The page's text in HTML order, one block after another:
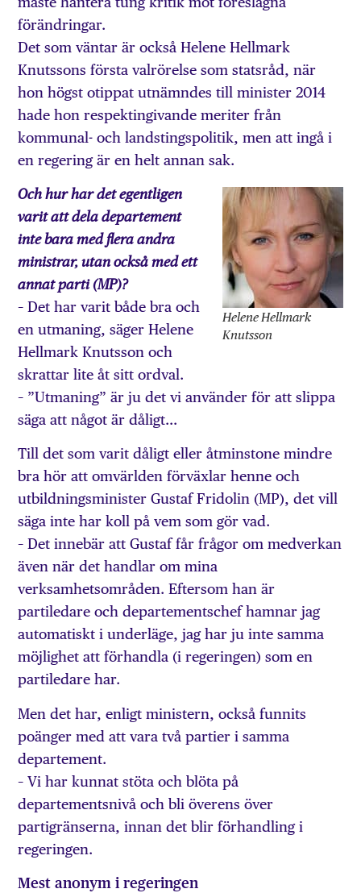
förändringar.
Det som väntar är också Helene Hellmark
Knutssons första valrörelse som statsråd, när
hon högst otippat utnämndes till minister 2014
hade hon respektingivande meriter från
kommunal- och landstingspolitik, men att ingå i
en regering är en helt annan sak.
Helene Hellmark
Knutsson
Och hur har det egentligen
varit att dela departement
inte bara med flera andra
ministrar, utan också med ett
annat parti (MP)?
– Det har varit både bra och
en utmaning, säger Helene
Hellmark Knutsson och
skrattar lite åt sitt ordval.
– ”Utmaning” är ju det vi använder för att slippa
säga att något är dåligt…
Till det som varit dåligt eller åtminstone mindre
bra hör att omvärlden förväxlar henne och
utbildningsminister Gustaf Fridolin (MP), det vill
säga inte har koll på vem som gör vad.
– Det innebär att Gustaf får frågor om medverkan
även när det handlar om mina
verksamhetsområden. Eftersom han är
partiledare och departementschef hamnar jag
automatiskt i underläge, jag har ju inte samma
möjlighet att förhandla (i regeringen) som en
partiledare har.
Men det har, enligt ministern, också funnits
poänger med att vara två partier i samma
departement.
– Vi har kunnat stöta och blöta på
departementsnivå och bli överens över
partigränserna, innan det blir förhandling i
regeringen.
Mest anonym i regeringen